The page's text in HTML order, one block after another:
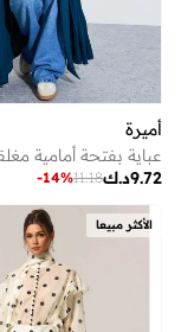
أميرة
د.ك9.72
11.18
-14%
الأكثر مبيعا